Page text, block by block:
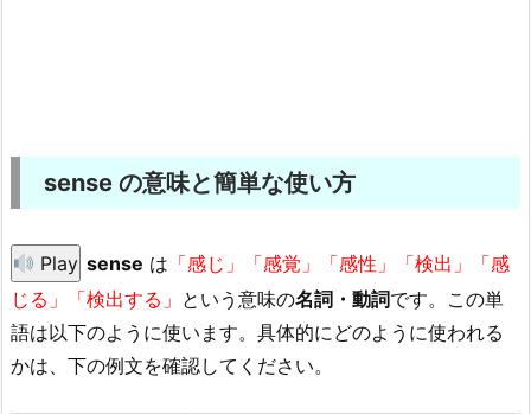
sense の意味と簡単な使い方
Play sense は 「感じ」「感覚」「感性」「検出」「感
じる」「検出する」 という意味の名詞・動詞です。この単
語は以下のように使います。具体的にどのように使われる
かは、下の例文を確認してください。